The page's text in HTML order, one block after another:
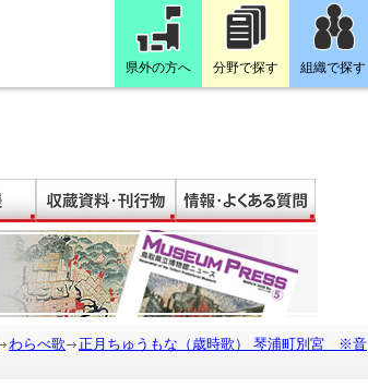
県外の方へ 分野で探す 組織で探す
わらべ歌
正月ちゅうもな（歳時歌） 琴浦町別宮 ※音